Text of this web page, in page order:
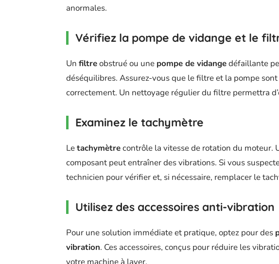
anormales.
Vérifiez la pompe de vidange et le
Un filtreobstrué ou une pompe de vidangedéfaillante
déséquilibres. Assurez-vous que le filtre et la pompe
correctement. Un nettoyage régulier du filtre permettra
Examinez le tachymètre
Letachymètrecontrôle la vitesse de rotation du moteur.
composant peut entraîner des vibrations. Si vous
technicien pour vérifier et, si nécessaire, remplacer le
Utilisez des accessoires anti-vibration
Pour une solution immédiate et pratique, optez pour des
vibration. Ces accessoires, conçus pour réduire les